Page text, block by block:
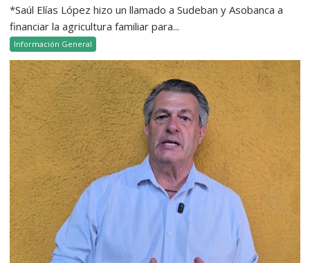
*Saúl Elías López hizo un llamado a Sudeban y Asobanca a
financiar la agricultura familiar para...
Información General